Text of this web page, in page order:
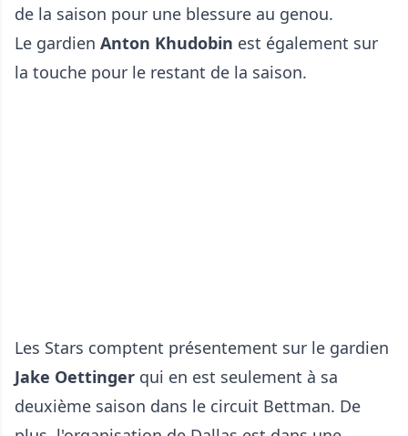
de la saison pour une blessure au genou.
Le gardien Anton Khudobin est également sur
la touche pour le restant de la saison.
Les Stars comptent présentement sur le gardien
Jake Oettinger qui en est seulement à sa
deuxième saison dans le circuit Bettman. De